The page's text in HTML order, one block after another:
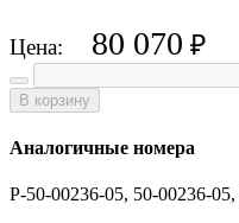
Цена: 80 070 ₽
В корзину
Аналогичные номера
P-50-00236-05, 50-00236-